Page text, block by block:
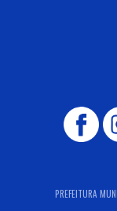
PREFEITURA